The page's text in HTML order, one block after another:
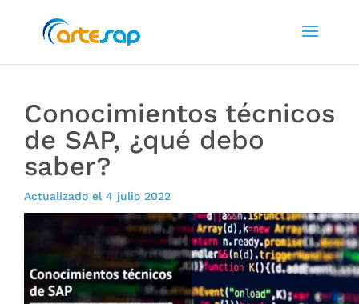
Conocimientos técnicos
de SAP, ¿qué debo
saber?
Actualizado el 4 julio 2022